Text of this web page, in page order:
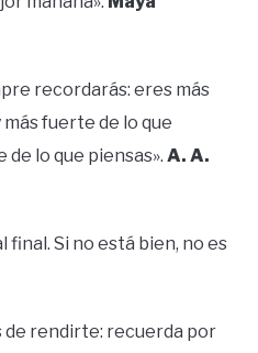
recordarás: eres más
fuerte de lo que
lo que piensas». A. A.
final. Si no está bien, no es
de rendirte: recuerda por